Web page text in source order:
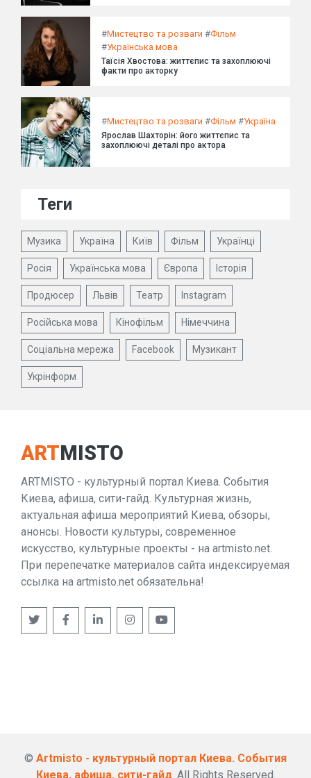
#Мистецтво та розваги #Фільм
#Українська мова
Таїсія Хвостова: життєпис та захоплюючі
факти про акторку
#Мистецтво та розваги #Фільм #Україна
Ярослав Шахторін: його життєпис та
захоплюючі деталі про актора
Теги
Музика Україна Київ Фільм Українці
Росія Українська мова Європа Історія
Продюсер Львів Театр Instagram
Російська мова Кінофільм Німеччина
Соціальна мережа Facebook Музикант
Укрінформ
ARTMISTO
ARTMISTO - культурный портал Киева. События
Киева, афиша, сити-гайд. Культурная жизнь,
актуальная афиша мероприятий Киева, обзоры,
анонсы. Новости культуры, современное
искусство, культурные проекты - на artmisto.net.
При перепечатке материалов сайта индексируемая
ссылка на artmisto.net обязательна!
© Artmisto - культурный портал Киева. События
Киева, афиша, сити-гайд. All Rights Reserved.